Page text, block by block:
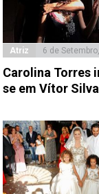
Atriz 6 de
Carolina Torres
se em Vítor